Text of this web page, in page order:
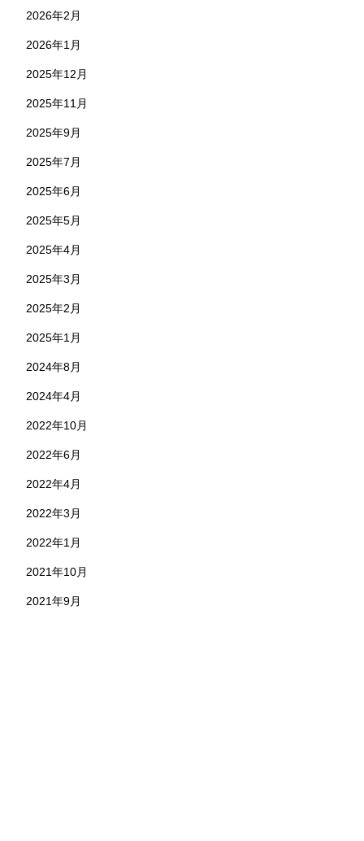
2026年2月
2026年1月
2025年12月
2025年11月
2025年9月
2025年7月
2025年6月
2025年5月
2025年4月
2025年3月
2025年2月
2025年1月
2024年8月
2024年4月
2022年10月
2022年6月
2022年4月
2022年3月
2022年1月
2021年10月
2021年9月